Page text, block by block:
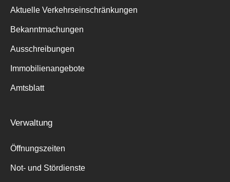
Aktuelle Verkehrseinschränkungen
Bekanntmachungen
Ausschreibungen
Immobilienangebote
Amtsblatt
Verwaltung
Öffnungszeiten
Not- und Stördienste